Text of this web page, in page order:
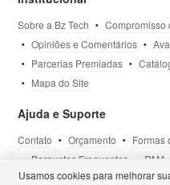
Sobre a Bz Tech
Compromisso
Opiniões e Comentários
Parcerias Premiadas
Mapa do Site
Ajuda e Suporte
Contato Orçamento
Formas
Perguntas Frequentes
RMA
Política de Privacidade
Usamos cookies para melhorar